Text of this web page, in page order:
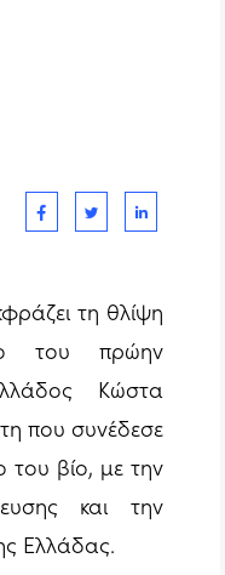
τη θλίψη
του πρώην
Κώστα
που συνέδεσε
του βίο, με την
και την
Ελλάδας.